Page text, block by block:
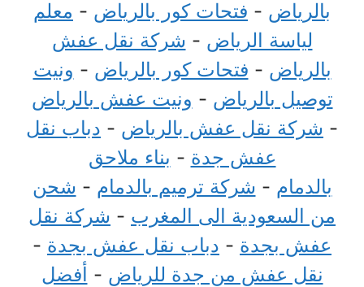
بالرياض - فتحات كور بالرياض - معلم
لياسة الرياض - شركة نقل عفش
بالرياض - فتحات كور بالرياض - ونيت
توصيل بالرياض - ونيت عفش بالرياض
- شركة نقل عفش بالرياض - دباب نقل
عفش جدة - بناء ملاحق
بالدمام - شركة ترميم بالدمام - شحن
من السعودية الى المغرب - شركة نقل
عفش بجدة - دباب نقل عفش بجدة -
نقل عفش من جدة للرياض - أفضل